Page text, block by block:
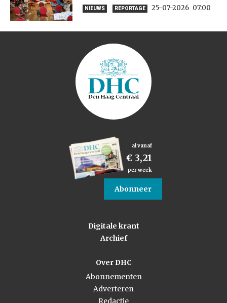
NIEUWS REPORTAGE 25-07-2026 07:00
al vanaf
€ 3,21
per week
Abonneer
Digitale krant
Archief
Over DHC
Abonnementen
Adverteren
Redactie